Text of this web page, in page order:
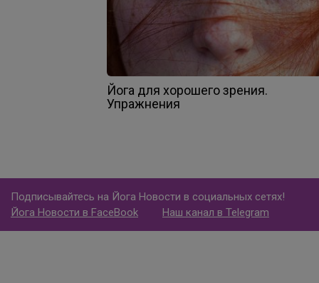
Йога для хорошего зрения.
Упражнения
Подписывайтесь на Йога Новости в социальных сетях!
Йога Новости в FaceBook
Наш канал в Telegram